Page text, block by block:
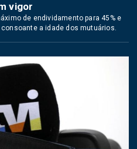
vigor
de endividamento para 45% e
a idade dos mutuários.